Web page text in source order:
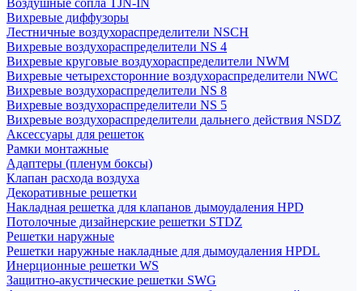
Воздушные сопла TJN-IN
Вихревые диффузоры
Лестничные воздухораспределители NSCH
Вихревые воздухораспределители NS 4
Вихревые круговые воздухораспределители NWM
Вихревые четырехсторонние воздухораспределители NWC
Вихревые воздухораспределители NS 8
Вихревые воздухораспределители NS 5
Вихревые воздухораспределители дальнего действия NSDZ
Аксессуары для решеток
Рамки монтажные
Адаптеры (пленум боксы)
Клапан расхода воздуха
Декоративные решетки
Накладная решетка для клапанов дымоудаления HPD
Потолочные дизайнерские решетки STDZ
Решетки наружные
Решетки наружные накладные для дымоудаления HPDL
Инерционные решетки WS
Защитно-акустические решетки SWG